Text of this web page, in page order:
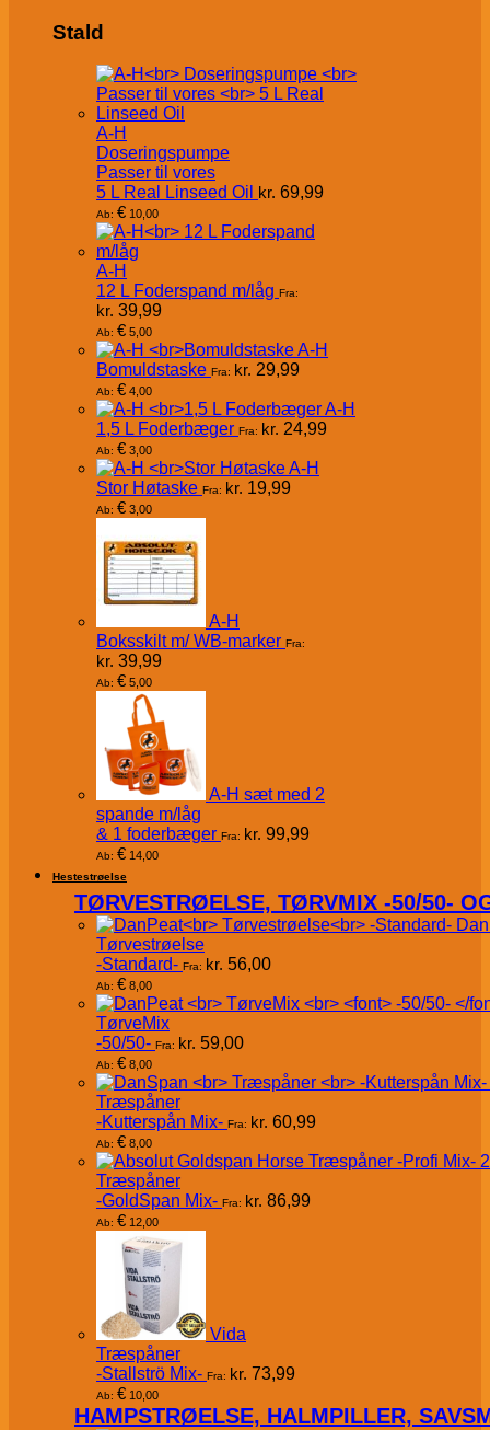
Stald
A-H
Doseringspumpe
Passer til vores
5 L Real Linseed Oil kr. 69,99
Ab: € 10,00
A-H
12 L Foderspand m/låg Fra:
kr. 39,99
Ab: € 5,00
A-H
Bomuldstaske Fra: kr. 29,99
Ab: € 4,00
A-H
1,5 L Foderbæger Fra: kr. 24,99
Ab: € 3,00
A-H
Stor Høtaske Fra: kr. 19,99
Ab: € 3,00
A-H
Boksskilt m/ WB-marker Fra:
kr. 39,99
Ab: € 5,00
A-H sæt med 2
spande m/låg
& 1 foderbæger Fra: kr. 99,99
Ab: € 14,00
Hestestrøelse
TØRVESTRØELSE, TØRVMIX -50/50-
Tørvestrøelse
-Standard- Fra: kr. 56,00
Ab: € 8,00
TørveMix
-50/50- Fra: kr. 59,00
Ab: € 8,00
Træspåner
-Kutterspån Mix- Fra: kr. 60,99
Ab: € 8,00
Træspåner
-GoldSpan Mix- Fra: kr. 86,99
Ab: € 12,00
Vida
Træspåner
-Stallströ Mix- Fra: kr. 73,99
Ab: € 10,00
HAMPSTRØELSE, HALMPILLER,